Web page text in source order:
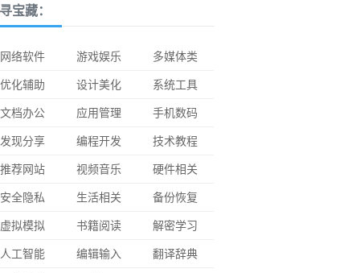
宝藏：
网络软件 游戏娱乐
多媒体类
优化辅助
设计美化
系统工具
文档办公
应用管理
手机数码
发现分享
编程开发
技术教程
推荐网站
视频音乐
硬件相关
安全隐私
生活相关
备份恢复
虚拟模拟
书籍阅读
解密学习
人工智能
编辑输入
翻译辞典